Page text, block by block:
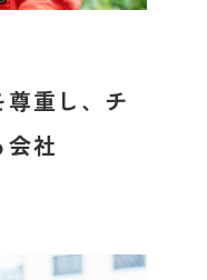
尊重し、チ
会社